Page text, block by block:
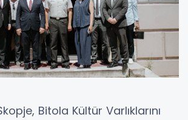
Bitola Kültür Varlıklarını